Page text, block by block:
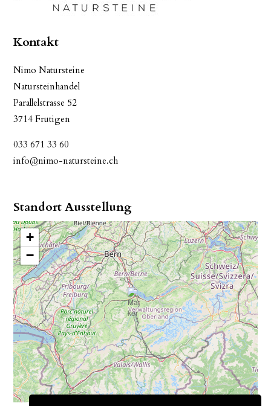
Kontakt
Nimo Natursteine
Natursteinhandel
Parallelstrasse 52
3714 Frutigen
033 671 33 60
info@nimo-natursteine.ch
Standort Ausstellung
+
−